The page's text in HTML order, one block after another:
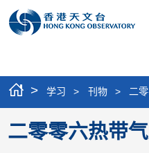
> 学习 > 刊物 > 二
二零零六热带